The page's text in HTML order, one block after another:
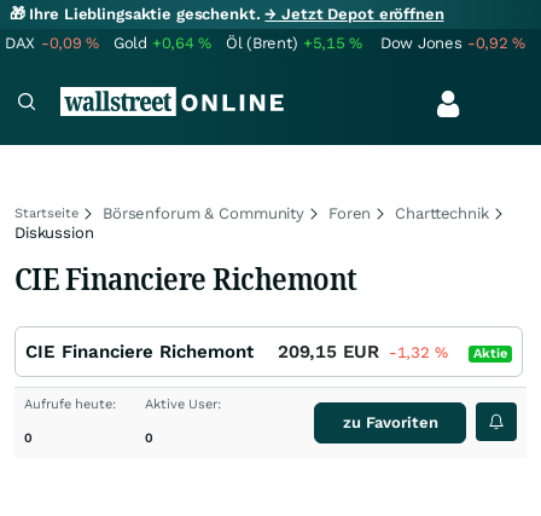
🎁 Ihre Lieblingsaktie geschenkt.→ Jetzt Depot eröffnen
DAX -0,09% Gold +0,64% Öl (Brent) +5,15% Dow Jones -0,92%
Startseite Börsenforum & Community Foren
Charttechnik
Diskussion
CIE Financiere Richemont
CIE Financiere Richemont 209,15 EUR -1,32 % Aktie
Aufrufe heute:
0
Aktive User:
0
zu Favoriten